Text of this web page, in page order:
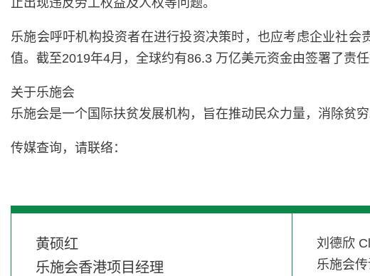
乐施会呼吁机构投资者在进行投资决策时，也应考虑企业社
值。截至2019年4月，全球约有86.3 万亿美元资金由签署了责
关于乐施会
乐施会是一个国际扶贫发展机构，旨在推动民众力量，消除贫穷
传媒查询，请联络：
黄硕红
乐施会香港项目经理
刘德欣
乐施会